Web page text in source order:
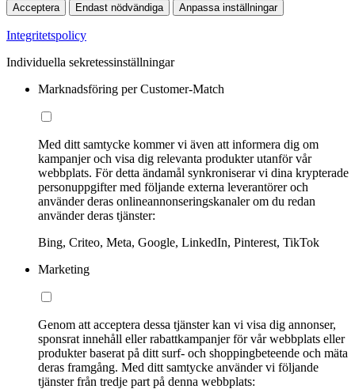
Acceptera Endast nödvändiga Anpassa inställningar
Integritetspolicy
Individuella sekretessinställningar
Marknadsföring per Customer-Match
Med ditt samtycke kommer vi även att informera dig om
kampanjer och visa dig relevanta produkter utanför vår
webbplats. För detta ändamål synkroniserar vi dina krypterade
personuppgifter med följande externa leverantörer och
använder deras onlineannonseringskanaler om du redan
använder deras tjänster:
Bing, Criteo, Meta, Google, LinkedIn, Pinterest, TikTok
Marketing
Genom att acceptera dessa tjänster kan vi visa dig annonser,
sponsrat innehåll eller rabattkampanjer för vår webbplats eller
produkter baserat på ditt surf- och shoppingbeteende och mäta
deras framgång. Med ditt samtycke använder vi följande
tjänster från tredje part på denna webbplats: